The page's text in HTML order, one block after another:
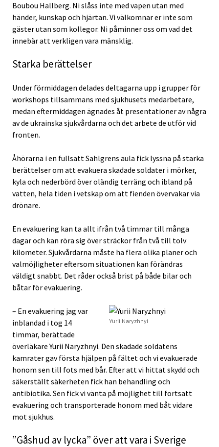
Boubou Hallberg. Ni slåss inte med vapen utan med
händer, kunskap och hjärtan. Vi välkomnar er inte som
gäster utan som kollegor. Ni påminner oss om vad det
innebär att verkligen vara mänsklig.
Starka berättelser
Under förmiddagen delades deltagarna upp i grupper för
workshops tillsammans med sjukhusets medarbetare,
medan eftermiddagen ägnades åt presentationer av några
av de ukrainska sjukvårdarna och det arbete de utför vid
fronten.
Åhörarna i en fullsatt Sahlgrens aula fick lyssna på starka
berättelser om att evakuera skadade soldater i mörker,
kyla och nederbörd över oländig terräng och ibland på
vatten, hela tiden i vetskap om att fienden övervakar via
drönare.
En evakuering kan ta allt ifrån två timmar till många
dagar och kan röra sig över sträckor från två till tolv
kilometer. Sjukvårdarna måste ha flera olika planer och
valmöjligheter eftersom situationen kan förändras
väldigt snabbt. Det råder också brist på både bilar och
båtar för evakuering.
Yurii Naryzhnyi
– En evakuering jag var
inblandad i tog 14
timmar, berättade
överläkare Yurii Naryzhnyi. Den skadade soldatens
kamrater gav första hjälpen på fältet och vi evakuerade
honom sen till fots med bår. Efter att vi hittat skydd och
säkerställt säkerheten fick han behandling och
antibiotika. Sen fick vi vänta på möjlighet till fortsatt
evakuering och transporterade honom med båt vidare
mot sjukhus.
”Gåshud av lycka” över att vara i Sverige